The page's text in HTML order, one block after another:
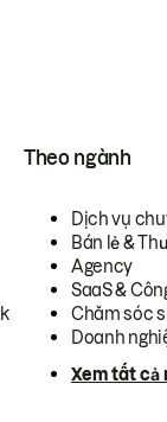
Theo ngành
Dịch vụ
Bán lẻ &
Agency
SaaS &
Chăm sóc
Doanh
Xem tất cả